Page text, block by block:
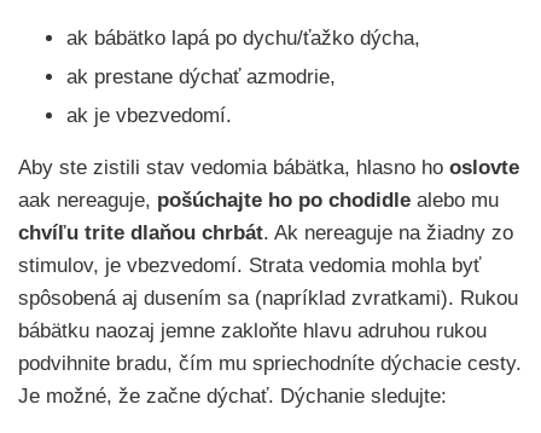
ak bábätko lapá po dychu/ťažko dýcha,
ak prestane dýchať azmodrie,
ak je vbezvedomí.
Aby ste zistili stav vedomia bábätka, hlasno ho oslovte
aak nereaguje, pošúchajte ho po chodidle alebo mu
chvíľu trite dlaňou chrbát. Ak nereaguje na žiadny zo
stimulov, je vbezvedomí. Strata vedomia mohla byť
spôsobená aj dusením sa (napríklad zvratkami). Rukou
bábätku naozaj jemne zakloňte hlavu adruhou rukou
podvihnite bradu, čím mu spriechodníte dýchacie cesty.
Je možné, že začne dýchať. Dýchanie sledujte: